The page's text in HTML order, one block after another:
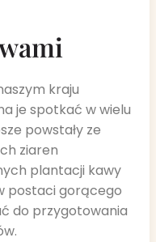
kraju
je spotkać w wielu
powstały ze
ziaren
plantacji kawy
postaci gorącego
do przygotowania